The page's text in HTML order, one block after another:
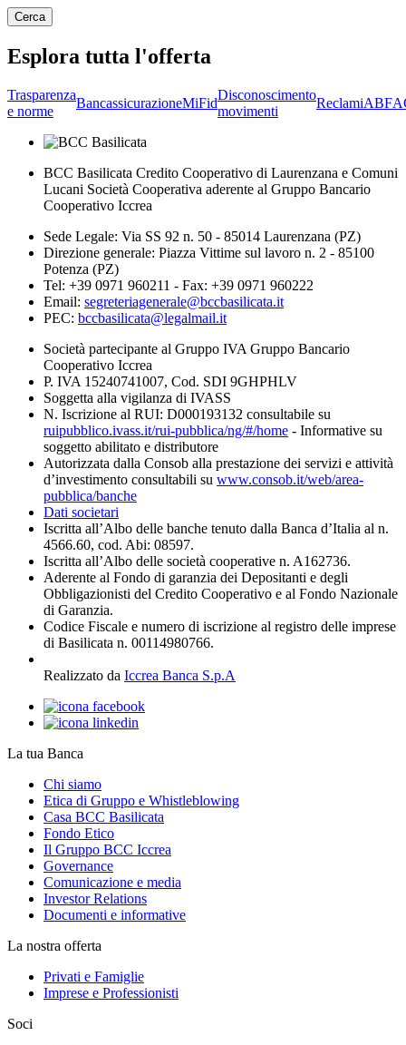
Esplora tutta l'offerta
Trasparenza
e norme
BancassicurazioneMiFid
Disconoscimento
movimenti
ReclamiABF
BCC Basilicata Credito Cooperativo di Laurenzana e Comuni
Lucani Società Cooperativa aderente al Gruppo Bancario
Cooperativo Iccrea
Sede Legale: Via SS 92 n. 50 - 85014 Laurenzana (PZ)
Direzione generale: Piazza Vittime sul lavoro n. 2 - 85100
Potenza (PZ)
Tel: +39 0971 960211 - Fax: +39 0971 960222
Email: segreteriagenerale@bccbasilicata.it
PEC: bccbasilicata@legalmail.it
Società partecipante al Gruppo IVA Gruppo Bancario
Cooperativo Iccrea
P. IVA 15240741007, Cod. SDI 9GHPHLV
Soggetta alla vigilanza di IVASS
N. Iscrizione al RUI: D000193132 consultabile su
ruipubblico.ivass.it/rui-pubblica/ng/#/home - Informative su
soggetto abilitato e distributore
Autorizzata dalla Consob alla prestazione dei servizi e attività
d’investimento consultabili su www.consob.it/web/area-
pubblica/banche
Dati societari
Iscritta all’Albo delle banche tenuto dalla Banca d’Italia al n.
4566.60, cod. Abi: 08597.
Iscritta all’Albo delle società cooperative n. A162736.
Aderente al Fondo di garanzia dei Depositanti e degli
Obbligazionisti del Credito Cooperativo e al Fondo Nazionale
di Garanzia.
Codice Fiscale e numero di iscrizione al registro delle imprese
di Basilicata n. 00114980766.
Realizzato da Iccrea Banca S.p.A
La tua Banca
Chi siamo
Etica di Gruppo e Whistleblowing
Casa BCC Basilicata
Fondo Etico
Il Gruppo BCC Iccrea
Governance
Comunicazione e media
Investor Relations
Documenti e informative
La nostra offerta
Privati e Famiglie
Imprese e Professionisti
Soci